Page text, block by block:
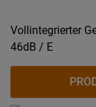
Vollintegrierter
46dB / E